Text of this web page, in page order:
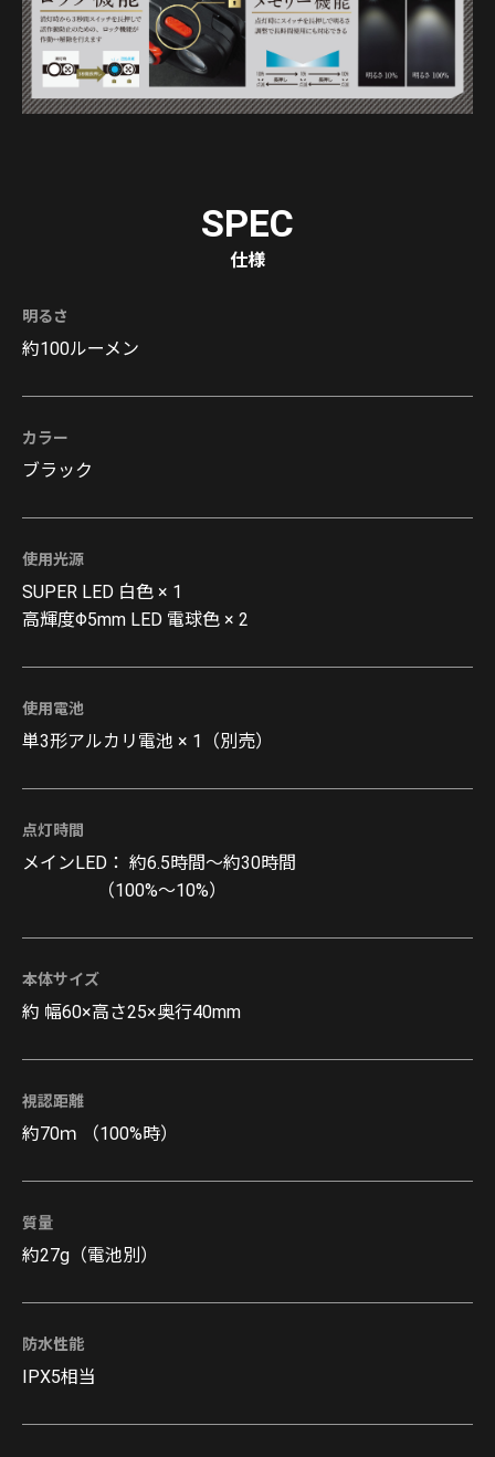
SPEC
仕様
明るさ
約100ルーメン
カラー
ブラック
使用光源
SUPER LED 白色 × 1
高輝度Φ5mm LED 電球色 × 2
使用電池
単3形アルカリ電池 × 1（別売）
点灯時間
メインLED： 約6.5時間～約30時間
（100%～10%）
本体サイズ
約 幅60×高さ25×奥行40mm
視認距離
約70ｍ （100%時）
質量
約27g（電池別）
防水性能
IPX5相当